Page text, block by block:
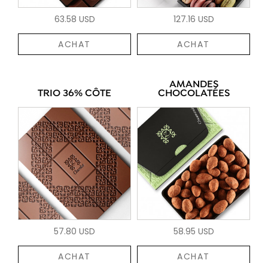
63.58 USD
ACHAT
127.16 USD
ACHAT
TRIO 36% CÔTE
57.80 USD
ACHAT
AMANDES
CHOCOLATÉES
58.95 USD
ACHAT